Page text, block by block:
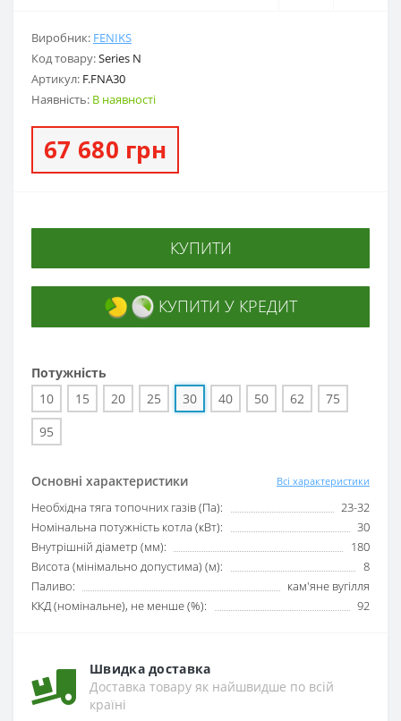
Виробник: FENIKS
Код товару:Series N
Артикул: F.FNA30
Наявність: В наявності
67 680 грн
Потужність
10
15 20 25 30 40 50 62
75
95
Основні характеристики Всі характеристики
Необхідна тяга топочних газів (Па):
23-32
Номінальна потужність котла (кВт):
30
Внутрішній діаметр (мм):
180
Висота (мінімально допустима) (м):
8
Паливо:
кам'яне вугілля
ККД (номінальне), не менше (%):
92
КУПИТИ
КУПИТИ У КРЕДИТ
Швидка доставка
Доставка товару як найшвидше по всій
країні